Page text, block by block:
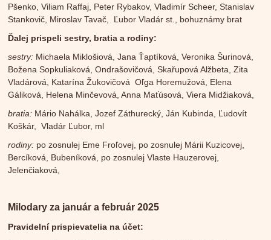
Pšenko, Viliam Raffaj, Peter Rybakov, Vladimír Scheer, Stanislav
Stankovič, Miroslav Tavač, Ľubor Vladár st., bohuznámy brat
Ďalej prispeli sestry, bratia a rodiny:
sestry: Michaela Miklošiová, Jana Ťaptíková, Veronika Šurinová,
Božena Sopkuliaková, Ondrašovičová, Skařupová Alžbeta, Zita
Vladárová, Katarína Žukovičová Oľga Horemužová, Elena
Gáliková, Helena Minčevová, Anna Maťúsová, Viera Midžiaková,
bratia: Mário Nahálka, Jozef Záthurecký, Ján Kubinda, Ľudovít
Koškár, Vladár Ľubor, ml
rodiny: po zosnulej Eme Froľovej, po zosnulej Márii Kuzicovej,
Bercíková, Bubeníková, po zosnulej Vlaste Hauzerovej,
Jelenčiaková,
Milodary za január a február 2025
Pravidelní prispievatelia na účet: